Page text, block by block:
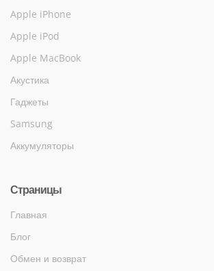
Apple iPhone
Apple iPod
Apple MacBook
Акустика
Гаджеты
Samsung
Аккумуляторы
Страницы
Главная
Блог
Обмен и возврат